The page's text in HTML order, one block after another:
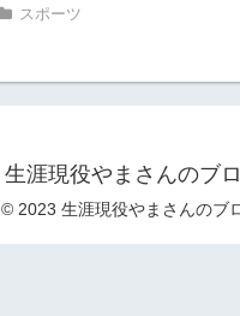
スポーツ
生涯現役やまさんのブ
© 2023 生涯現役やまさんのブ